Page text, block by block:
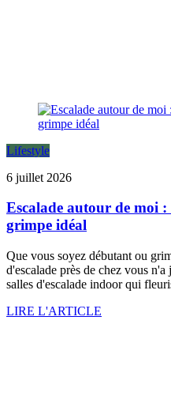
Lifestyle
6 juillet 2026
Escalade autour de moi
grimpe idéal
Que vous soyez débutant ou
d'escalade près de chez vous
salles d'escalade indoor qui
LIRE L'ARTICLE